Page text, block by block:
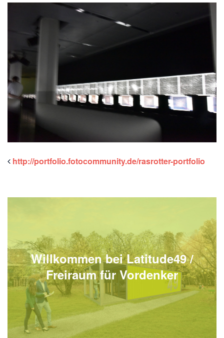
http://portfolio.fotocommunity.de/rasrotter-portfolio
Willkommen bei Latitude49 /
Freiraum für Vordenker